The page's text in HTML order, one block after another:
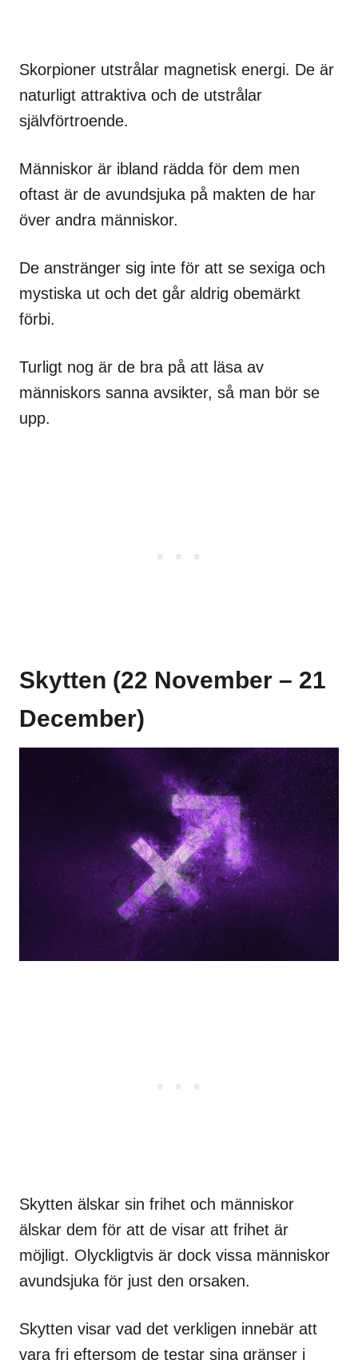
Skorpioner utstrålar magnetisk energi. De är
naturligt attraktiva och de utstrålar
självförtroende.
Människor är ibland rädda för dem men
oftast är de avundsjuka på makten de har
över andra människor.
De anstränger sig inte för att se sexiga och
mystiska ut och det går aldrig obemärkt
förbi.
Turligt nog är de bra på att läsa av
människors sanna avsikter, så man bör se
upp.
Skytten (22 November – 21
December)
Skytten älskar sin frihet och människor
älskar dem för att de visar att frihet är
möjligt. Olyckligtvis är dock vissa människor
avundsjuka för just den orsaken.
Skytten visar vad det verkligen innebär att
vara fri eftersom de testar sina gränser i